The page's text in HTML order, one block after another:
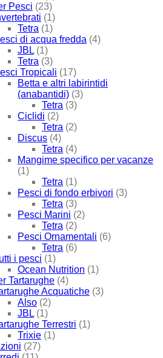
Pesci (23)
(1)
Tetra (1)
di acqua fredda (4)
JBL (1)
Tetra (3)
Tropicali (17)
Betta e altri labirintidi
(anabantidi) (3)
Tetra (3)
Ciclidi (2)
Tetra (2)
Discus (4)
Tetra (4)
Mangime specifico per vacanze
(1)
Tetra (1)
Pesci di fondo erbivori (3)
Tetra (3)
Pesci Marini (2)
Tetra (2)
Pesci Ornamentali (6)
Tetra (6)
i pesci (1)
Ocean Nutrition (1)
Tartarughe (4)
Acquatiche (3)
Also (2)
JBL (1)
Terrestri (1)
Trixie (1)
(27)